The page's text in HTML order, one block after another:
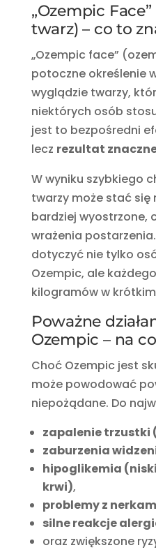
„Ozempic
twarz) – co to
„Ozempic face”
potoczne określenie
wyglądzie twarzy,
niektórych osób
jest to bezpośredni
lecz rezultat
W wyniku szybkiego
twarzy może stać się
bardziej wyostrzone,
wrażenia
dotyczyć nie tylko
Ozempic, ale
kilogramów w
Poważne
Ozempic – na
Choć Ozempic jest
może powodować
niepożądane. Do
zapalenie
zaburzenia
hipoglikemia
krwi),
problemy z
silne reakcje
oraz zwiększone